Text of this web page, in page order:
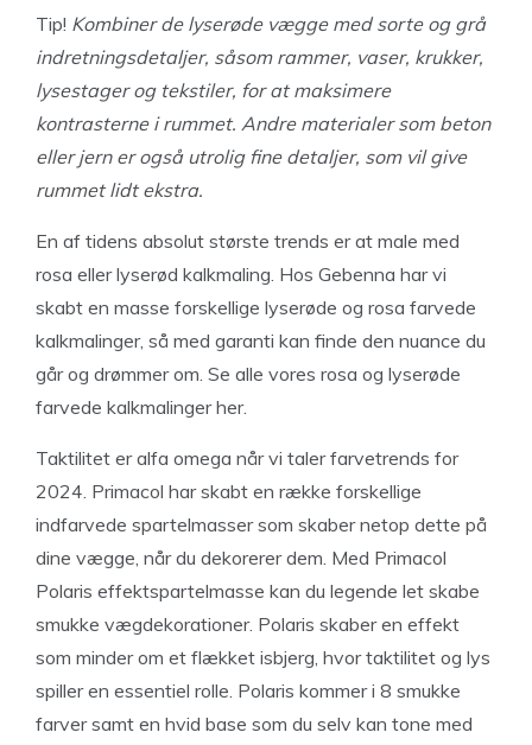
Tip! Kombiner de lyserøde vægge med sorte og grå
indretningsdetaljer, såsom rammer, vaser, krukker,
lysestager og tekstiler, for at maksimere
kontrasterne i rummet. Andre materialer som beton
eller jern er også utrolig fine detaljer, som vil give
rummet lidt ekstra.
En af tidens absolut største trends er at male med
rosa eller lyserød kalkmaling. Hos Gebenna har vi
skabt en masse forskellige lyserøde og rosa farvede
kalkmalinger, så med garanti kan finde den nuance du
går og drømmer om. Se alle vores rosa og lyserøde
farvede kalkmalinger her.
Taktilitet er alfa omega når vi taler farvetrends for
2024. Primacol har skabt en række forskellige
indfarvede spartelmasser som skaber netop dette på
dine vægge, når du dekorerer dem. Med Primacol
Polaris effektspartelmasse kan du legende let skabe
smukke vægdekorationer. Polaris skaber en effekt
som minder om et flækket isbjerg, hvor taktilitet og lys
spiller en essentiel rolle. Polaris kommer i 8 smukke
farver samt en hvid base som du selv kan tone med